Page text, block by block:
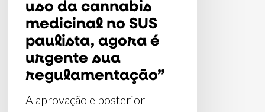
SUS
paulista,
agora
uso da cannabis
medicinal no SUS
paulista, agora é
urgente sua
regulamentação”
A aprovação e posterior